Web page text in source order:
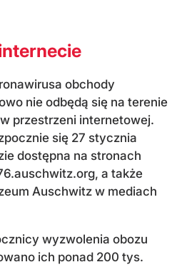
obchody
nie odbędą się na terenie
przestrzeni internetowej.
się 27 stycznia
dostępna na stronach
a także
Auschwitz w mediach
wyzwolenia obozu
ich ponad 200 tys.